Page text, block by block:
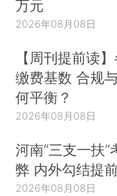
万元
2026年08月08日
【周刊提前读
缴费基数 合规
何平衡？
2026年08月08日
河南“三支一扶
弊 内外勾结提
2026年08月08日